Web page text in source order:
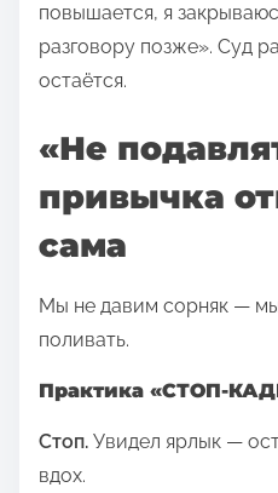
повышается, я
разговору позже». Суд
остаётся.
«Не
привычка
сама
Мы не давим сорняк —
поливать.
Практика «СТОП-
Стоп. Увидел ярлык —
вдох.